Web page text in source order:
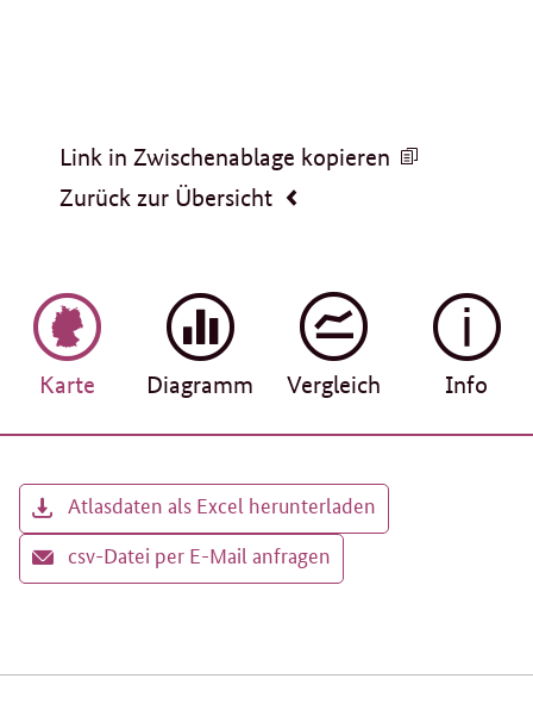
Link in Zwischenablage kopieren
Zurück zur Übersicht
Karte Diagramm Vergleich Info
Atlasdaten als Excel herunterladen
csv-Datei per E-Mail anfragen